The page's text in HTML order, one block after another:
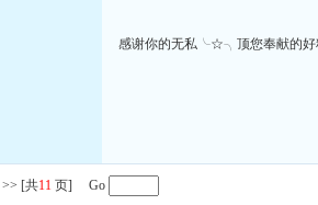
感谢你的无私╰☆╮顶您奉献
>> [共11 页] Go